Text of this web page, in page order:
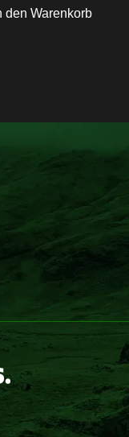
den Warenkorb